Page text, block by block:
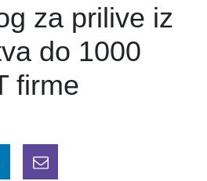
za prilive iz
do 1000
firme